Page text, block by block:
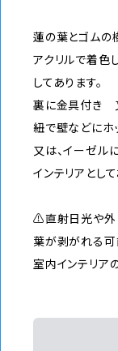
蓮の葉とゴムの
アクリルで着
してあります。
裏に金具付き
紐で壁などにホ
又は、イーゼル
インテリアとし
⚠️直射日光や外
葉が剥がれる
室内インテリア